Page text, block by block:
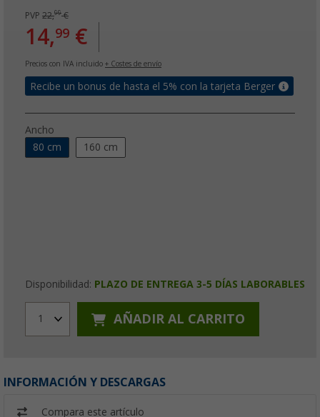
PVP 22,99€
14,99 €
Precios con IVA incluido + Costes de envío
Recibe un bonus de hasta el 5% con la tarjeta Berger
Ancho
80 cm
160 cm
Disponibilidad: PLAZO DE ENTREGA 3-5 DÍAS LABORABLES
1 AÑADIR AL CARRITO
INFORMACIÓN Y DESCARGAS
Compara este artículo